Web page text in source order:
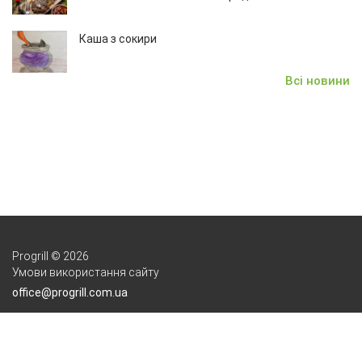
Каша з сокири
Всі новини
Progrill © 2026
Умови використання сайту
office@progrill.com.ua